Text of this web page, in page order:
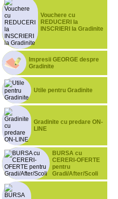
Vouchere cu
REDUCERI la
INSCRIERI la Gradinite
Impresii GEORGE despre
Gradinite
Utile pentru Gradinite
Gradinite cu predare ON-
LINE
BURSA cu
CERERI-OFERTE
pentru
Gradi/After/Scoli